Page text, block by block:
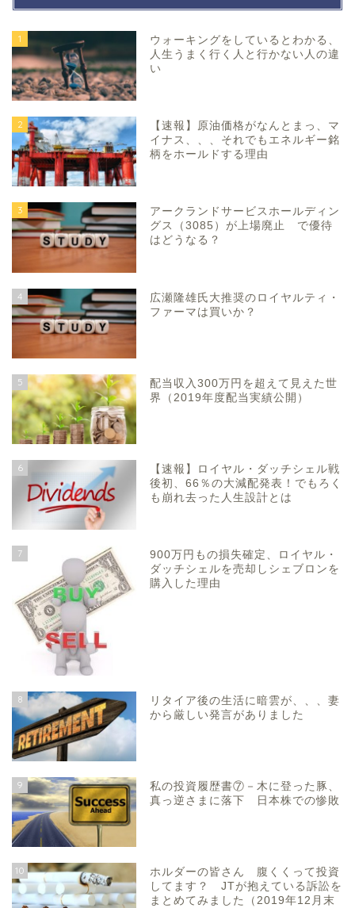
1
ウォーキングをしているとわかる、
人生うまく行く人と行かない人の違
い
2
【速報】原油価格がなんとまっ、マ
イナス、、、それでもエネルギー銘
柄をホールドする理由
3
アークランドサービスホールディン
グス（3085）が上場廃止 で優待
はどうなる？
4
広瀬隆雄氏大推奨のロイヤルティ・
ファーマは買いか？
5
配当収入300万円を超えて見えた世
界（2019年度配当実績公開）
6
【速報】ロイヤル・ダッチシェル戦
後初、66％の大減配発表！でもろく
も崩れ去った人生設計とは
7
900万円もの損失確定、ロイヤル・
ダッチシェルを売却しシェブロンを
購入した理由
8
リタイア後の生活に暗雲が、、、妻
から厳しい発言がありました
9
私の投資履歴書⑦－木に登った豚、
真っ逆さまに落下 日本株での惨敗
10
ホルダーの皆さん 腹くくって投資
してます？ JTが抱えている訴訟を
まとめてみました（2019年12月末